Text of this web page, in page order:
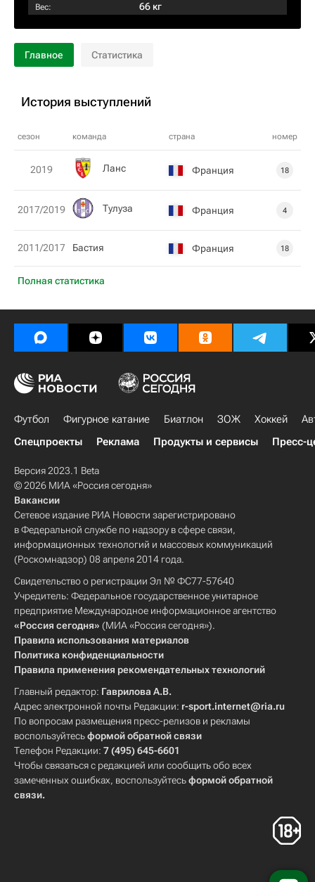
Вес: 66 кг
Главное Статистика
История выступлений
сезон команда страна номер
Полная статистика
2019 Ланс Франция 18
2017/2019 Тулуза Франция 4
2011/2017 Бастия Франция 18
Футбол Фигурное катание Биатлон ЗОЖ Хоккей
Спецпроекты
Реклама Продукты и сервисы Пресс-
Версия 2023.1 Beta
© 2026 МИА «Россия сегодня»
Вакансии
Сетевое издание РИА Новости зарегистрировано
в Федеральной службе по надзору в сфере связи,
информационных технологий и массовых коммуникаций
(Роскомнадзор) 08 апреля 2014 года.
Свидетельство о регистрации Эл № ФС77-57640
Учредитель: Федеральное государственное унитарное
предприятие Международное информационное агентство
«Россия сегодня» (МИА «Россия сегодня»).
Правила использования материалов
Политика конфиденциальности
Правила применения рекомендательных технологий
Главный редактор: Гаврилова А.В.
Адрес электронной почты Редакции: r-sport.internet@ria.ru
По вопросам размещения пресс-релизов и рекламы
воспользуйтесьформой обратной связи
Телефон Редакции: 7 (495) 645-6601
Чтобы связаться с редакцией или сообщить обо всех
замеченных ошибках, воспользуйтесьформой обратной
связи.